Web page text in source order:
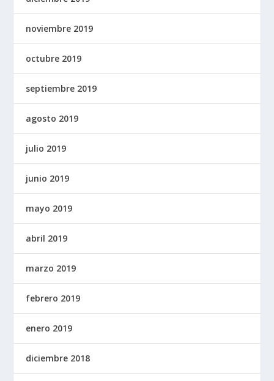
noviembre 2019
octubre 2019
septiembre 2019
agosto 2019
julio 2019
junio 2019
mayo 2019
abril 2019
marzo 2019
febrero 2019
enero 2019
diciembre 2018